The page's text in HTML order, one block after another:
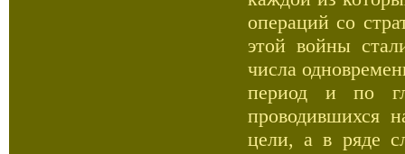
операций со
этой войны
числа
период и по
проводившихся
цели, а в ряде